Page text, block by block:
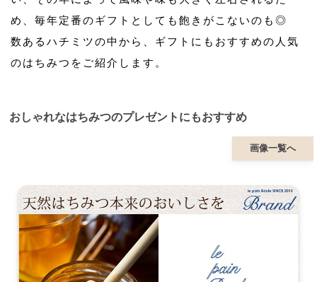
め、毎年定番のギフトとしても飽きがこないのも◎
数あるハチミツの中から、ギフトにもおすすめの人気
のはちみつをご紹介します。
おしゃれなはちみつのプレゼントにもおすすめ
画像一覧へ